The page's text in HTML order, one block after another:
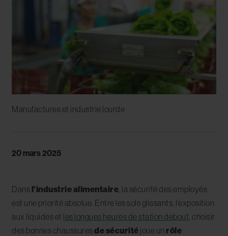
Manufactures et industrie lourde
20 mars 2025
Dans l’industrie alimentaire , la sécurité des employés
est une priorité absolue. Entre les sols glissants, l’exposition
aux liquides et les longues heures de station debout , choisir
des bonnes chaussuresde sécurité joue un rôle